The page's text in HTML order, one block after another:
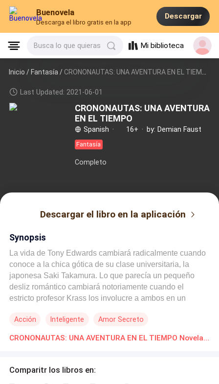
Buenovela
Descarga el libro gratis en la app
Descargar
Busca lo que quieras Mi biblioteca
Inicio /Fantasía / CRONONAUTAS: UNA AVENTURA EN EL TIEMPO
Last Updated: 2021-06-01
CRONONAUTAS: UNA AVENTURA
EN EL TIEMPO
Spanish · 16+ · by: Demian Faust
Fantasía
Completo
Descargar el libro en la aplicación
Synopsis
La vida de Tony Edwards cambiará radicalmente cuando
conoce a la chica gótica de su clase universitaria, la
japonesa Saki Takamura. Lo que parecía un pequeño
desliz romántico cambiará notoriamente cuando el
estricto profesor Krass los involucre a ambos en un
Acción Inteligente Amor Secreto
CRONONAUTAS: UNA AVENTURA EN EL TIEMPO Novelas Online Descarga gratuita de PDF
Comparitr los libros en: